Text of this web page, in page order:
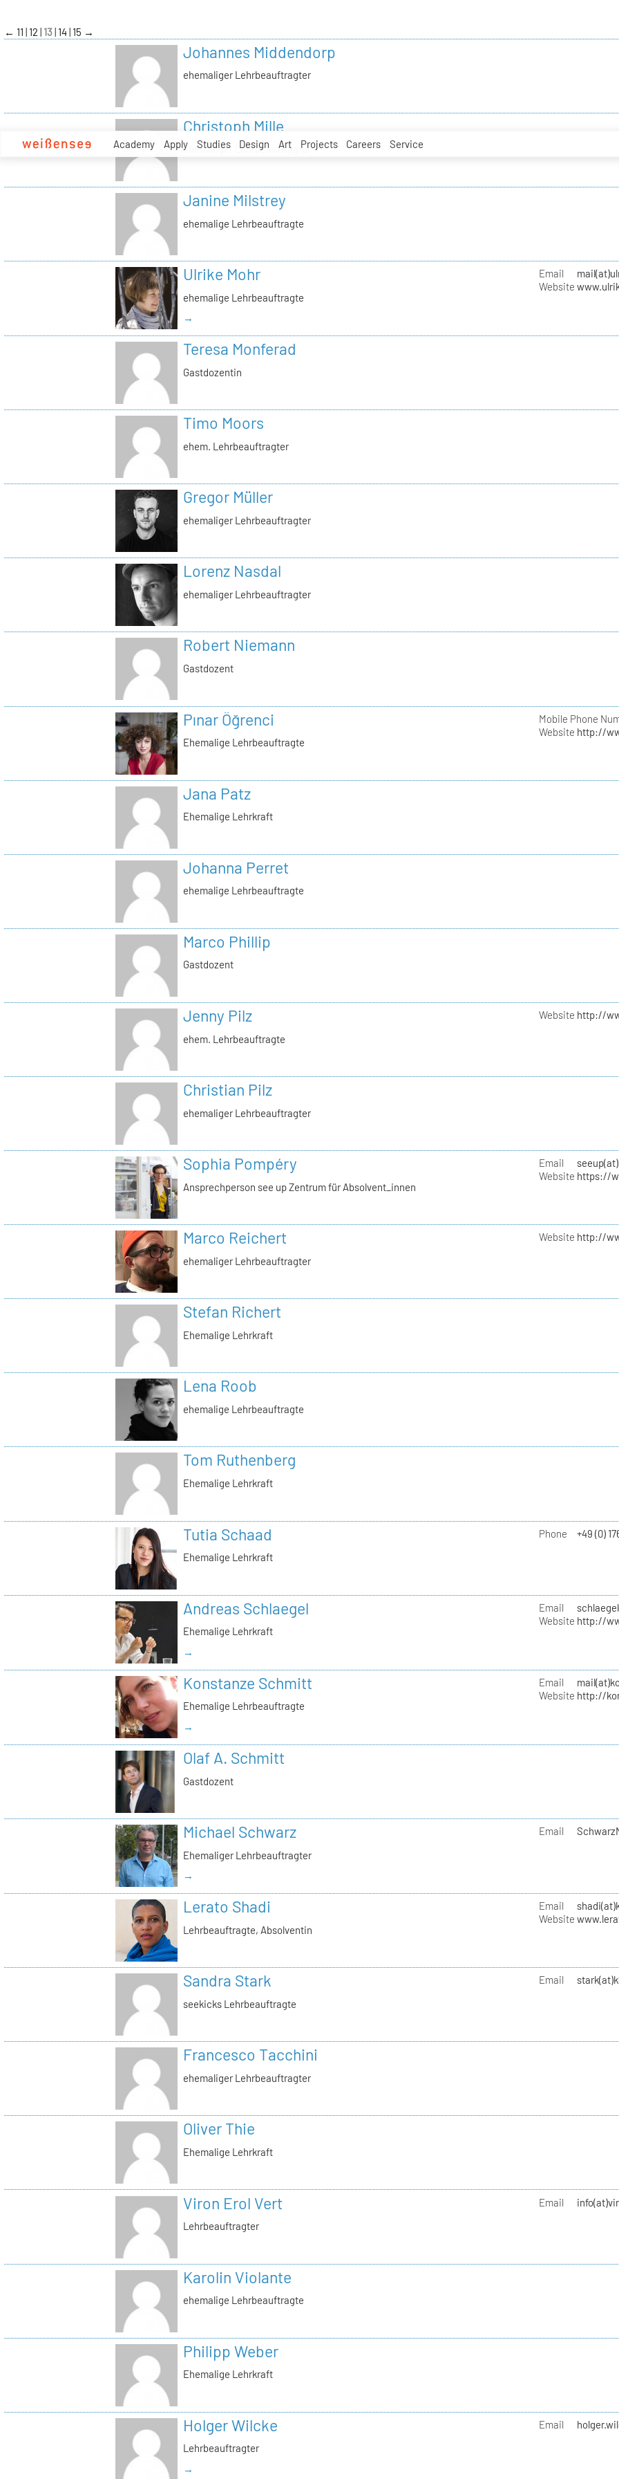
Academy Apply Studies Design Art Projects Careers Service
← 11 12 13 14 15 →
Johannes Middendorp
ehemaliger Lehrbeauftragter
Christoph Mille
ehemaliger Lehrbeauftragter
Janine Milstrey
ehemalige Lehrbeauftragte
Ulrike Mohr
ehemalige Lehrbeauftragte
→
Email
Website
Teresa Monferad
Gastdozentin
Timo Moors
ehem. Lehrbeauftragter
Gregor Müller
ehemaliger Lehrbeauftragter
Lorenz Nasdal
ehemaliger Lehrbeauftragter
Robert Niemann
Gastdozent
Pınar Öğrenci
Ehemalige Lehrbeauftragte
Mobile Phone
Website http://
Jana Patz
Ehemalige Lehrkraft
Johanna Perret
ehemalige Lehrbeauftragte
Marco Phillip
Gastdozent
Jenny Pilz
ehem. Lehrbeauftragte
Website http://
Christian Pilz
ehemaliger Lehrbeauftragter
Sophia Pompéry
Ansprechperson see up Zentrum für Absolvent_innen
Email
Website https://
Marco Reichert
ehemaliger Lehrbeauftragter
Website http://
Stefan Richert
Ehemalige Lehrkraft
Lena Roob
ehemalige Lehrbeauftragte
Tom Ruthenberg
Ehemalige Lehrkraft
Tutia Schaad
Ehemalige Lehrkraft
Phone +49 (0)
Andreas Schlaegel
Ehemalige Lehrkraft
→
Email
Website http://
Konstanze Schmitt
Ehemalige Lehrbeauftragte
→
Email
Website http://
Olaf A. Schmitt
Gastdozent
Michael Schwarz
Ehemaliger Lehrbeauftragter
→
Email
Lerato Shadi
Lehrbeauftragte, Absolventin
Email
Website
Sandra Stark
seekicks Lehrbeauftragte
Email
Francesco Tacchini
ehemaliger Lehrbeauftragter
Oliver Thie
Ehemalige Lehrkraft
Viron Erol Vert
Lehrbeauftragter
Email
Karolin Violante
ehemalige Lehrbeauftragte
Philipp Weber
Ehemalige Lehrkraft
Holger Wilcke
Lehrbeauftragter
→
Email